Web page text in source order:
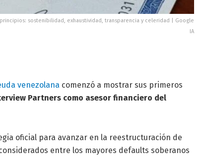
sostenibilidad, exhaustividad, transparencia y celeridad | Google
IA
venezolana comenzó a mostrar sus primeros
Partners como asesor financiero del
oficial para avanzar en la reestructuración de
entre los mayores defaults soberanos